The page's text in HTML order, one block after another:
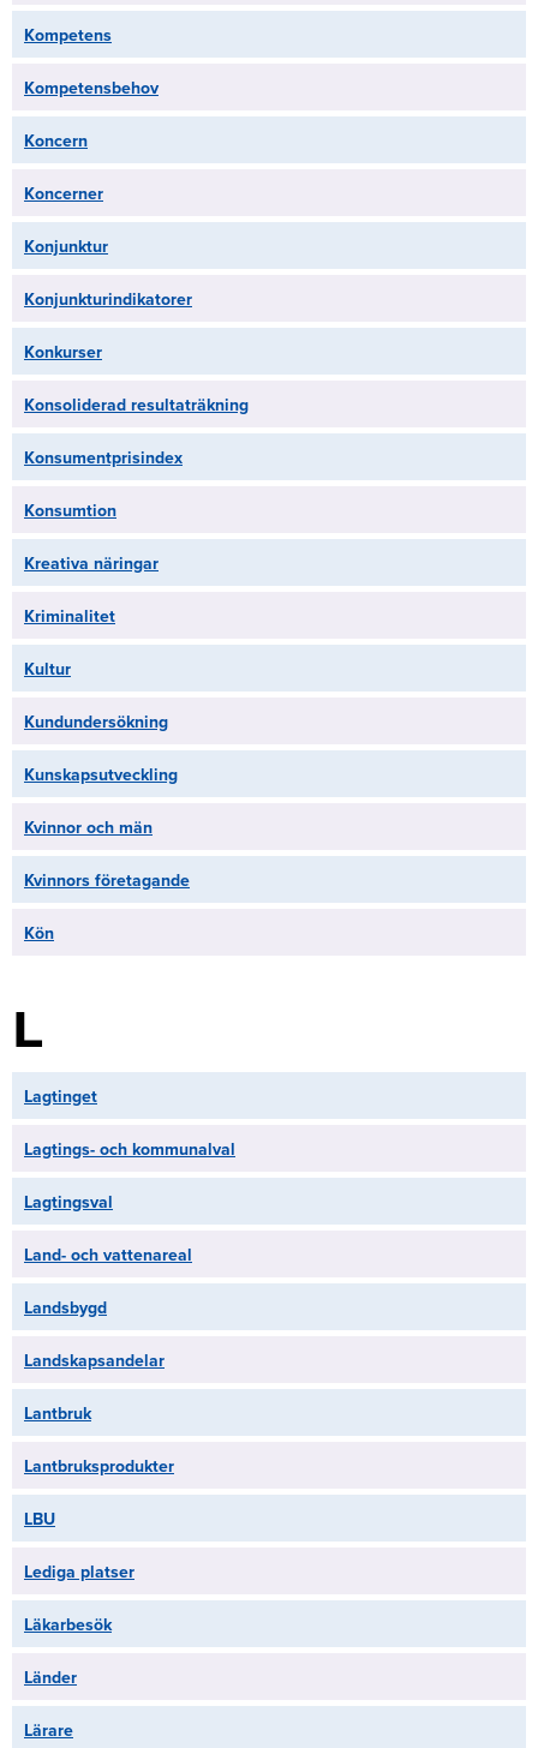
Kompetens
Kompetensbehov
Koncern
Koncerner
Konjunktur
Konjunkturindikatorer
Konkurser
Konsoliderad resultaträkning
Konsumentprisindex
Konsumtion
Kreativa näringar
Kriminalitet
Kultur
Kundundersökning
Kunskapsutveckling
Kvinnor och män
Kvinnors företagande
Kön
L
Lagtinget
Lagtings- och kommunalval
Lagtingsval
Land- och vattenareal
Landsbygd
Landskapsandelar
Lantbruk
Lantbruksprodukter
LBU
Lediga platser
Läkarbesök
Länder
Lärare